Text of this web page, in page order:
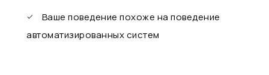
Ваше поведение похоже на поведение
автоматизированных систем